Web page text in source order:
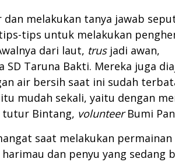
melakukan tanya jawab
tips untuk melakukan
dari laut, trusjadi awan,
Taruna Bakti. Mereka juga
air bersih saat ini sudah
mudah sekali, yaitu dengan
tutur Bintang, volunteerBumi
saat melakukan permainan
dan penyu yang sedang